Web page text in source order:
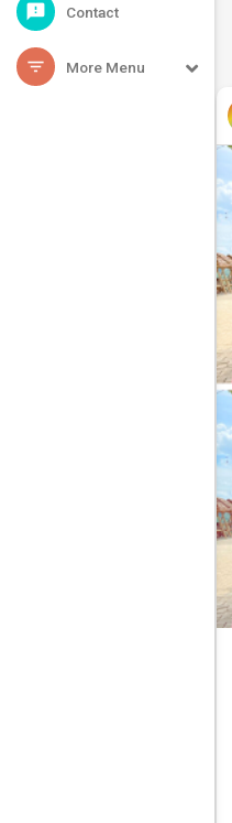
feedback Contact
filter_list More Menu